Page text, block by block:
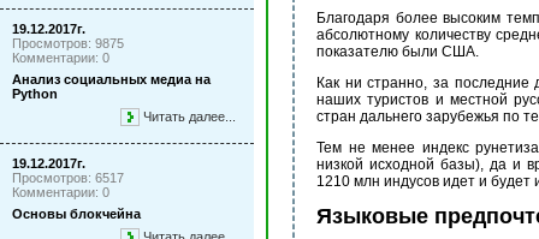
19.12.2017г.
Просмотров: 9875
Комментарии: 0
Анализ социальных медиа на
Python
Читать далее...
19.12.2017г.
Просмотров: 6517
Комментарии: 0
Основы блокчейна
Благодаря более высоким
абсолютному количеству
показателю были США.
Как ни странно, за последние
наших туристов и местной
стран дальнего зарубежья по
Тем не менее индекс
низкой исходной базы), да и
1210 млн индусов идет и
Языковые